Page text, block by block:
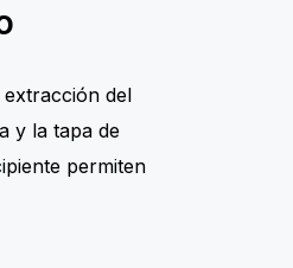
del
y la tapa de
permiten